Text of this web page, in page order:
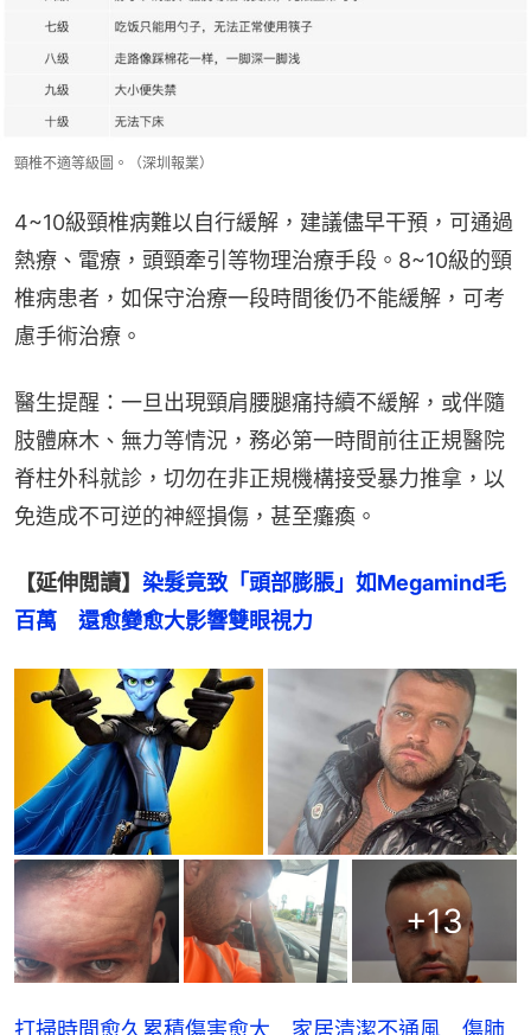
頸椎不適等級圖。（深圳報業）
4~10級頸椎病難以自行緩解，建議儘早干預，可通過
熱療、電療，頭頸牽引等物理治療手段。8~10級的頸
椎病患者，如保守治療一段時間後仍不能緩解，可考
慮手術治療。
醫生提醒：一旦出現頸肩腰腿痛持續不緩解，或伴隨
肢體麻木、無力等情況，務必第一時間前往正規醫院
脊柱外科就診，切勿在非正規機構接受暴力推拿，以
免造成不可逆的神經損傷，甚至癱瘓。
【延伸閲讀】 染髮竟致「頭部膨脹」如Megamind毛
百萬　還愈變愈大影響雙眼視力
+13
打掃時間愈久累積傷害愈大 家居清潔不通風 傷肺